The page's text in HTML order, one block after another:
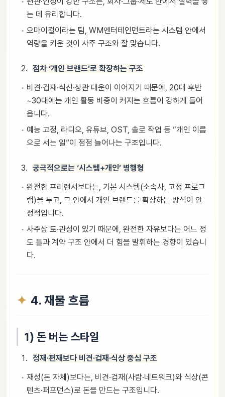
는 데 유리합니다.
오마이걸이라는 팀, WM엔터테인먼트라는 시스템 안에서
역량을 키운 것이 사주 구조와 잘 맞습니다.
점차 ‘개인 브랜드’로 확장하는 구조
비견·겁재·식신·상관 대운이 이어지기 때문에, 20대 후반
~30대에는 개인 활동 비중이 커지는 흐름이 강하게 들어
옵니다.
예능 고정, 라디오, 유튜브, OST, 솔로 작업 등 “개인 이름
으로 서는 일”이 점점 늘어나는 구조입니다.
궁극적으로는 ‘시스템+개인’ 병행형
완전한 프리랜서보다는, 기본 시스템(소속사, 고정 프로그
램)을 두고, 그 안에서 개인 브랜드를 확장하는 방식이 안
정적입니다.
사주상 토·관성이 있기 때문에, 완전한 자유보다는 어느 정
도 틀과 계약 구조 안에서 더 힘을 발휘하는 경향이 있습니
다.
4. 재물 흐름
1) 돈 버는 스타일
정재·편재보다 비견·겁재·식상 중심 구조
재성(돈 자체)보다는, 비견·겁재(사람·네트워크)와 식상(콘
텐츠·퍼포먼스)로 돈을 만드는 구조입니다.